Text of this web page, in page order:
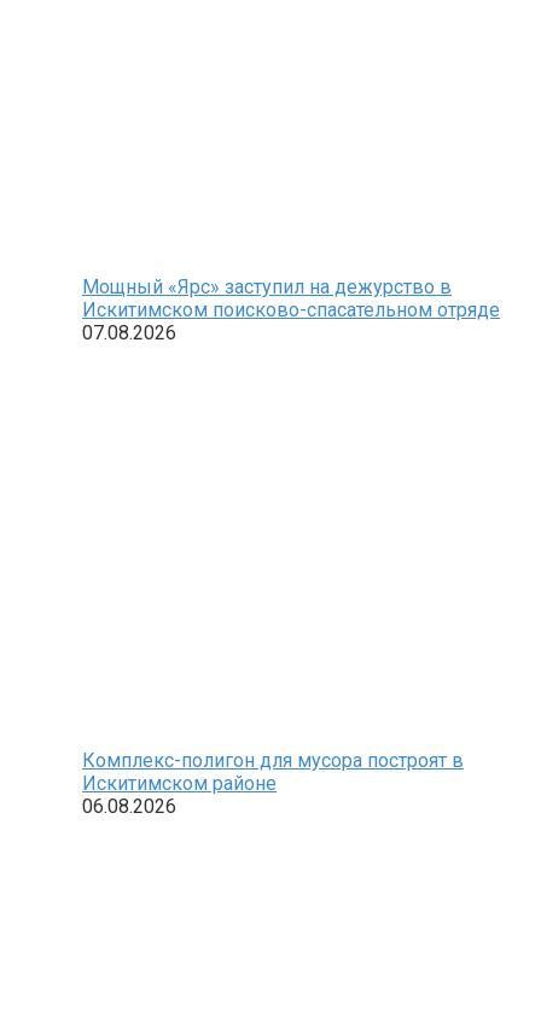
Мощный «Ярс» заступил на дежурство в
Искитимском поисково-спасательном отряде
07.08.2026
Комплекс-полигон для мусора построят в
Искитимском районе
06.08.2026